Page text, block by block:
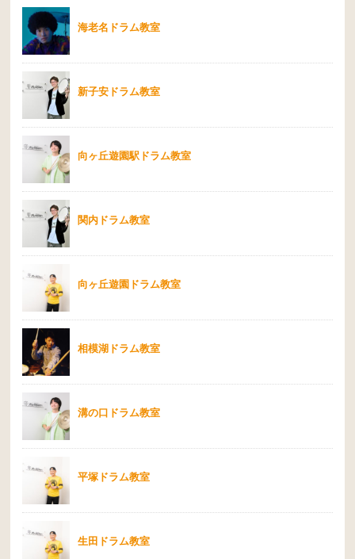
海老名ドラム教室
新子安ドラム教室
向ヶ丘遊園駅ドラム教室
関内ドラム教室
向ヶ丘遊園ドラム教室
相模湖ドラム教室
溝の口ドラム教室
平塚ドラム教室
生田ドラム教室